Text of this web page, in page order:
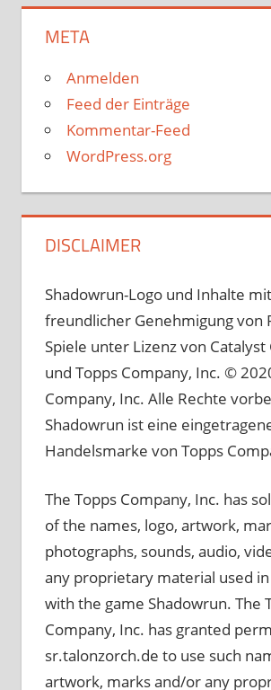
META
Anmelden
Feed der Einträge
Kommentar-Feed
WordPress.org
DISCLAIMER
Shadowrun-Logo und Inhalte mit
freundlicher Genehmigung von
Spiele unter Lizenz von Catalyst
und Topps Company, Inc. ©
Company, Inc. Alle Rechte
Shadowrun ist eine
Handelsmarke von Topps
The Topps Company, Inc. has
of the names, logo, artwork,
photographs, sounds, audio,
any proprietary material used
with the game Shadowrun. The
Company, Inc. has granted
sr.talonzorch.de to use such
artwork, marks and/or any